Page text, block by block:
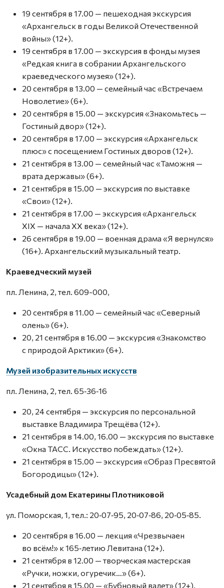
19 сентября в 17.00 — пешеходная экскурсия
«Архангельск в годы Великой Отечественной
войны» (12+).
19 сентября в 17.00 — экскурсия в фонды музея
«Редкая книга в собрании Архангельского
краеведческого музея» (12+).
20 сентября в 13.00 — семейный час «Встречаем
Новолетие» (6+).
20 сентября в 15.00 — экскурсия «Знакомьтесь —
Гостиный двор» (12+).
20 сентября в 17.00 — экскурсия «Архангельск
плюс» с посещением Гостиных дворов (12+).
21 сентября в 13.00 — семейный час «Таможня —
врата державы» (6+).
21 сентября в 15.00 — экскурсия по выставке
«Свои» (12+).
21 сентября в 17.00 — экскурсия «Архангельск
XIX — начала XX века» (12+).
26 сентября в 19.00 — военная драма «Я вернулся»
(16+). Архангельский музыкальный театр.
Краеведческий музей
пл. Ленина, 2, тел. 609-000,
20 сентября в 11.00 — семейный час «Северный
олень» (6+).
20, 21 сентября в 16.00 — экскурсия «Знакомство
с природой Арктики» (6+).
Музей изобразительных искусств
пл. Ленина, 2, тел. 65‑36‑16
20, 24 сентября — экскурсия по персональной
выставке Владимира Трещёва (12+).
21 сентября в 14.00, 16.00 — экскурсия по выставке
«Окна ТАСС. Искусство побеждать» (12+).
21 сентября в 15.00 — экскурсия «Образ Пресвятой
Богородицы» (12+).
Усадебный дом Екатерины Плотниковой
ул. Поморская, 1, тел.: 20‑07‑95, 20‑07‑86, 20‑05‑85.
20 сентября в 16.00 — лекция «Чрезвычаен
во всём!» к 165‑летию Левитана (12+).
21 сентября в 12.00 — творческая мастерская
«Ручки, ножки, огуречик…» (6+).
21 сентября в 15.00 — «Бубновый валет» (12+).